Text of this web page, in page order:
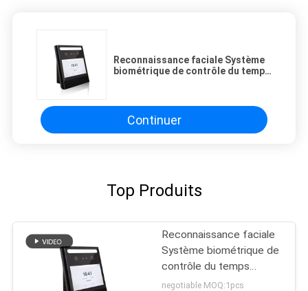
Reconnaissance faciale Système
biométrique de contrôle du temps
Continuer
Top Produits
Reconnaissance faciale
Système biométrique de
contrôle du temps
d'assistance et d'accès
negotiable MOQ:1pcs